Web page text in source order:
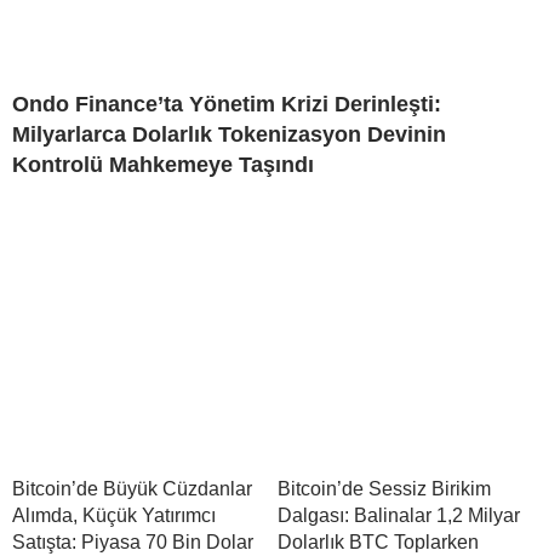
Ondo Finance’ta Yönetim Krizi Derinleşti:
Milyarlarca Dolarlık Tokenizasyon Devinin
Kontrolü Mahkemeye Taşındı
Bitcoin’de Büyük Cüzdanlar
Alımda, Küçük Yatırımcı
Satışta: Piyasa 70 Bin Dolar
Bitcoin’de Sessiz Birikim
Dalgası: Balinalar 1,2 Milyar
Dolarlık BTC Toplarken